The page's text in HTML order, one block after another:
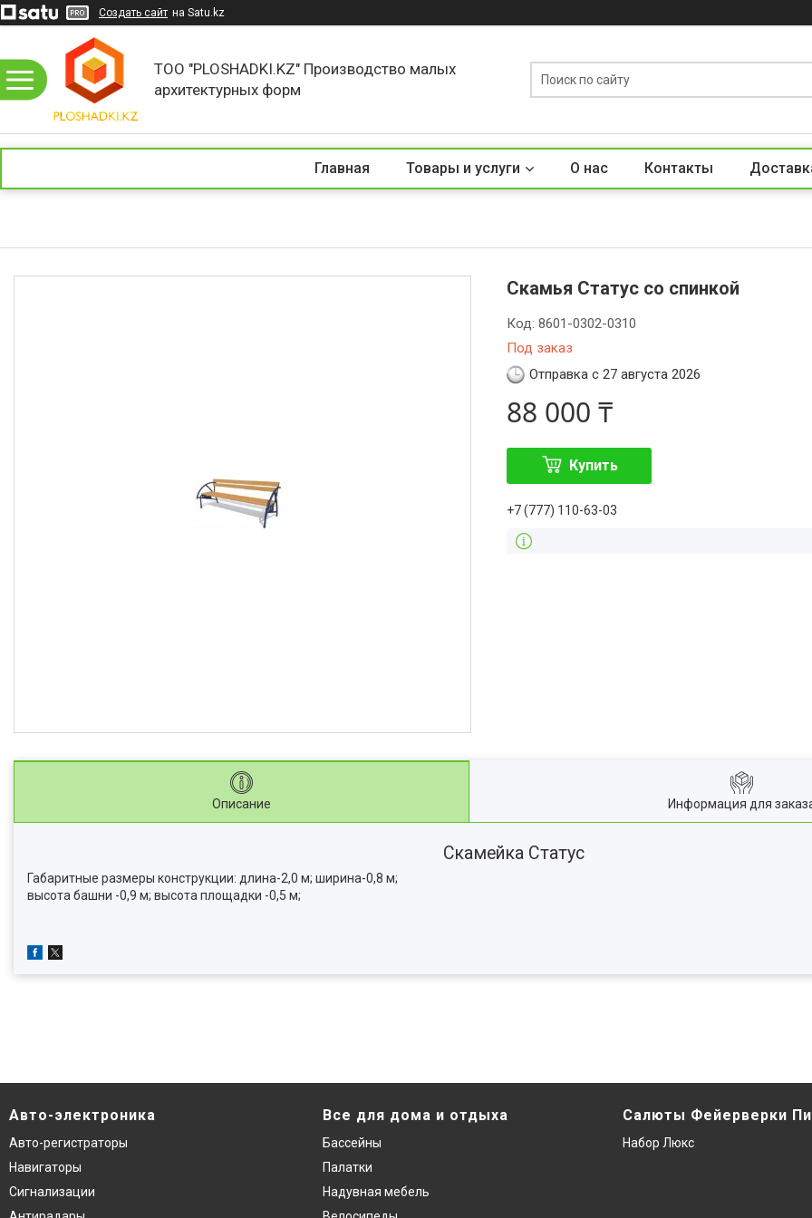
Создать сайт на Satu.kz
ТОО "PLOSHADKI.KZ" Производство малых
архитектурных форм
Главная Товары и услуги О нас Контакты
Скамья Статус со спинкой
Под заказ
Код:8601-0302-0310
Отправка с 27 августа 2026
88 000 ₸
Купить
+7 (777) 110-63-03
Описание Информация для
Скамейка Статус
Габаритные размеры конструкции: длина-2,0 м; ширина-0,8 м;
высота башни -0,9 м; высота площадки -0,5 м;
Авто-электроника
Авто-регистраторы
Навигаторы
Сигнализации
Все для дома и отдыха
Бассейны
Палатки
Надувная мебель
Салюты Фейерверки
Набор Люкс